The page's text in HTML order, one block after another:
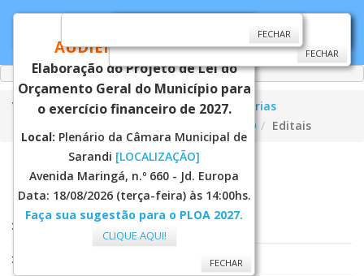
Você está aqui:Página Principal
Secretarias
CMDPD Editais
CMDPD
Atas
AUDIÊNCIA PÚBLICA
Elaboração do Projeto de Lei do
Orçamento Geral do Município para
o exercício financeiro de 2027.
Local: Plenário da Câmara Municipal de
Sarandi [LOCALIZAÇÃO]
Avenida Maringá, n.º 660 - Jd. Europa
Data: 18/08/2026 (terça-feira) às 14:00hs.
Faça sua sugestão para o PLOA 2027.
CLIQUE AQUI!
FECHAR
FECHAR
FECHAR